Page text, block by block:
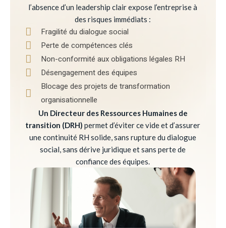
l’absence d’un leadership clair expose l’entreprise à
des risques immédiats :
Fragilité du dialogue social
Perte de compétences clés
Non-conformité aux obligations légales RH
Désengagement des équipes
Blocage des projets de transformation
organisationnelle
Un Directeur des Ressources Humaines de
transition (DRH) permet d’éviter ce vide et d’assurer
une continuité RH solide, sans rupture du dialogue
social, sans dérive juridique et sans perte de
confiance des équipes.